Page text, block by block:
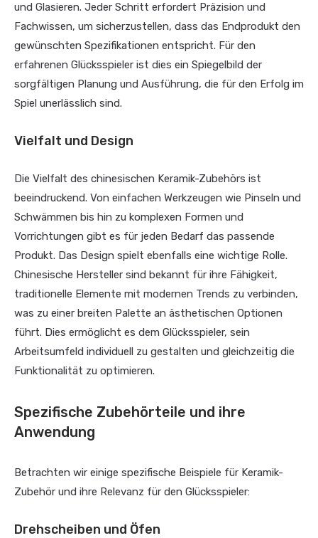
und Glasieren. Jeder Schritt erfordert Präzision und
Fachwissen, um sicherzustellen, dass das Endprodukt den
gewünschten Spezifikationen entspricht. Für den
erfahrenen Glücksspieler ist dies ein Spiegelbild der
sorgfältigen Planung und Ausführung, die für den Erfolg im
Spiel unerlässlich sind.
Vielfalt und Design
Die Vielfalt des chinesischen Keramik-Zubehörs ist
beeindruckend. Von einfachen Werkzeugen wie Pinseln und
Schwämmen bis hin zu komplexen Formen und
Vorrichtungen gibt es für jeden Bedarf das passende
Produkt. Das Design spielt ebenfalls eine wichtige Rolle.
Chinesische Hersteller sind bekannt für ihre Fähigkeit,
traditionelle Elemente mit modernen Trends zu verbinden,
was zu einer breiten Palette an ästhetischen Optionen
führt. Dies ermöglicht es dem Glücksspieler, sein
Arbeitsumfeld individuell zu gestalten und gleichzeitig die
Funktionalität zu optimieren.
Spezifische Zubehörteile und ihre
Anwendung
Betrachten wir einige spezifische Beispiele für Keramik-
Zubehör und ihre Relevanz für den Glücksspieler:
Drehscheiben und Öfen